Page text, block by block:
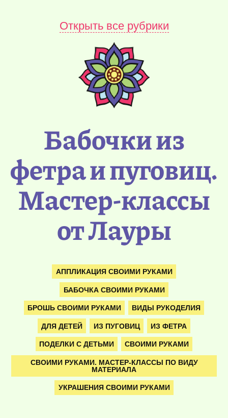
Открыть все рубрики
Бабочки из
фетра и пуговиц.
Мастер-классы
от Лауры
АППЛИКАЦИЯ СВОИМИ РУКАМИ
БАБОЧКА СВОИМИ РУКАМИ
БРОШЬ СВОИМИ РУКАМИ ВИДЫ РУКОДЕЛИЯ
ДЛЯ ДЕТЕЙ ИЗ ПУГОВИЦ ИЗ ФЕТРА
ПОДЕЛКИ С ДЕТЬМИ СВОИМИ РУКАМИ
СВОИМИ РУКАМИ. МАСТЕР-КЛАССЫ ПО ВИДУ
МАТЕРИАЛА
УКРАШЕНИЯ СВОИМИ РУКАМИ